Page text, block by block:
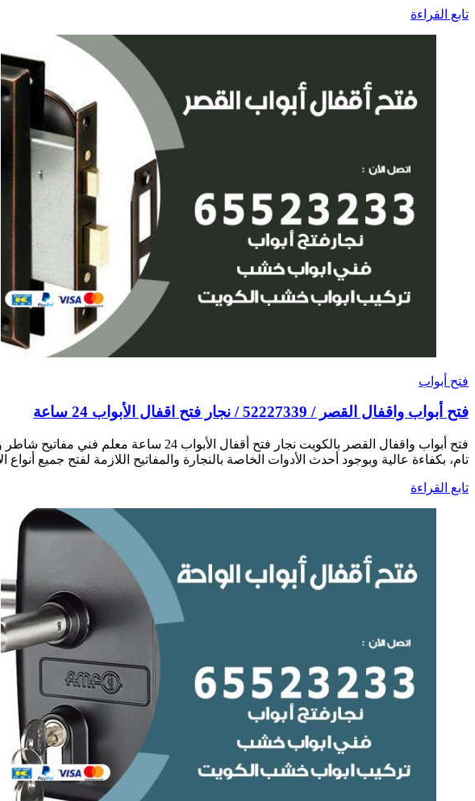
تابع القراءة
فتح أبواب
فتح أبواب واقفال القصر / 52227339 / نجار فتح اقفال الأبواب 24 ساعة
فتح أبواب واقفال القصر بالكويت نجار
تام، بكفاءة عالية وبوجود أحدث الأدوات الخاصة بالنجارة والمفاتيح اللازمة لفتح جميع أنواع
تابع القراءة